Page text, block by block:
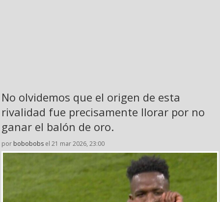
No olvidemos que el origen de esta
rivalidad fue precisamente llorar por no
ganar el balón de oro.
por bobobobs el 21 mar 2026, 23:00